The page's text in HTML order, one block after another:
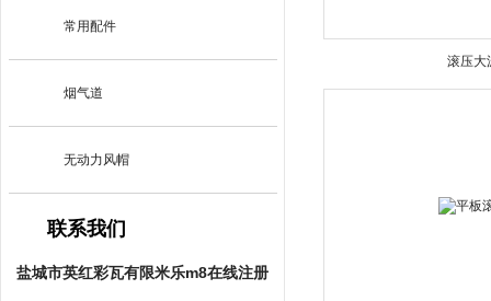
常用配件
烟气道
无动力风帽
联系我们
盐城市英红彩瓦有限米乐m8在线注册
滚压大